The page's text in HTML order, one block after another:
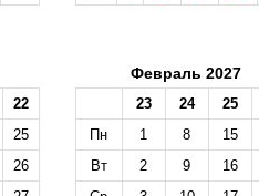
22
25
26
Февраль 2027
23 24
25
Пн
1 8
15
Вт
2 9
16